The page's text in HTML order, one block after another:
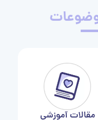
مقالات آموزشی